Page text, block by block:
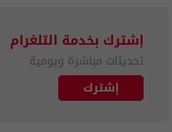
إشترك بخدمة التلغرام
تحديثات مباشرة ويومية
إشترك